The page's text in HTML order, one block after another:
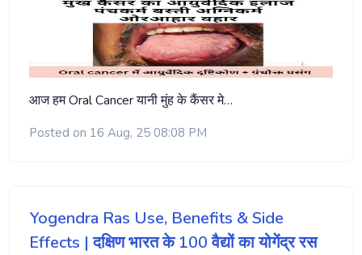
आज हम Oral Cancer यानी मुंह के कैंसर मे…
Posted on 16 Aug, 25 08:08 PM
Yogendra Ras Use, Benefits & Side
Effects | दक्षिण भारत के 100 वैद्यों का योगेंद्र रस